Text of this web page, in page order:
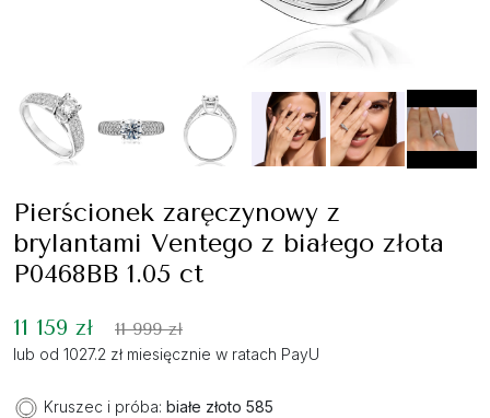
Pierścionek zaręczynowy z
brylantami Ventego z białego złota
P0468BB 1.05 ct
11 159 zł 11 999 zł
lub od 1027.2 zł miesięcznie w ratach PayU
Kruszec i próba: białe złoto 585